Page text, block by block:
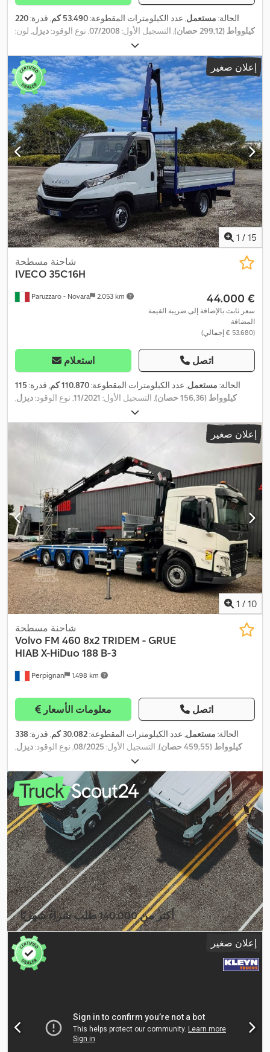
الحالة: مستعمل, عدد الكيلومترات المقطوعة:53.490 كم , قدرة:220
كيلوواط (299,12 حصان)
, التسجيل الأول: 07/2008, نوع الوقود:ديزل, لون:
, فئة الانبعاثات:
مساحة التحميل:9 م³ , طول مساحة التحميل:6.200 مم
, عرض مساحة
التحميل:2.450 مم , ارتفاع مساحة التحميل:600 مم , إعلان صغير
1 / 15
Paruzzaro - Novara 2.053 km
شاحنة مسطحة
IVECO 35C16H
‏44.000 €
سعر ثابت بالإضافة إلى ضريبة القيمة
المضافة
(‏53.680 € إجمالي)
استعلام اتصل
الحالة: مستعمل, عدد الكيلومترات المقطوعة:110.870 كم , قدرة: 115
كيلوواط (156,36 حصان)
, التسجيل الأول: 11/2021 , نوع الوقود:ديزل
أبيض
ميكانيكي, فئة الانبعاثات:يورو 6 , تعليق:فولاذ, عدد المقاعد:3, حجم
مساحة التحميل:
, طول مساحة التحميل:
, عرض مساحة
, ارتفاع مساحة التحميل: , معدات:
الهواء, مثبت السرعة, نظام التحكم في الجر
إعلان صغير
1 / 10
Perpignan 1.498 km
شاحنة مسطحة
Volvo FM 460 8x2 TRIDEM - GRUE
HIAB X-HiDuo 188 B-3
معلومات الأسعار اتصل
الحالة: مستعمل, عدد الكيلومترات المقطوعة:30.082 كم , قدرة:338
كيلوواط (459,55 حصان)
, التسجيل الأول: 08/2025, نوع الوقود:ديزل,
, الوزن الأقصى للحمولة:
الإجمالي:32.000 كجم , مقاس الإطار:-, تكوين المحور: 8x2, قاعدة
العجلات:
, فرامل: كبح المحرك, نوع التروس:تلقائي, فئة
الانبعاثات:يورو 6 , تعليق:هواء, سنة الصنع:2025, معدات:تكييف الهواء,
رافعة, كمبيوتر على متن المركبة, نظام الفرامل المانعة للانغلاق (ABS),
أكثر من 140.000 طلب شراء شهريًا
إعلان صغير